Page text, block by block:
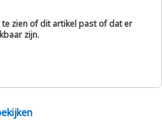
zien of dit artikel past of dat er
zijn.